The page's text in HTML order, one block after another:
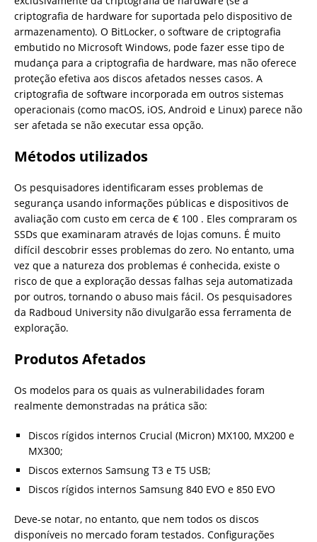
criptografia de hardware for suportada pelo dispositivo de
armazenamento). O BitLocker, o software de criptografia
embutido no Microsoft Windows, pode fazer esse tipo de
mudança para a criptografia de hardware, mas não oferece
proteção efetiva aos discos afetados nesses casos. A
criptografia de software incorporada em outros sistemas
operacionais (como macOS, iOS, Android e Linux) parece não
ser afetada se não executar essa opção.
Métodos utilizados
Os pesquisadores identificaram esses problemas de
segurança usando informações públicas e dispositivos de
avaliação com custo em cerca de € 100 . Eles compraram os
SSDs que examinaram através de lojas comuns. É muito
difícil descobrir esses problemas do zero. No entanto, uma
vez que a natureza dos problemas é conhecida, existe o
risco de que a exploração dessas falhas seja automatizada
por outros, tornando o abuso mais fácil. Os pesquisadores
da Radboud University não divulgarão essa ferramenta de
exploração.
Produtos Afetados
Os modelos para os quais as vulnerabilidades foram
realmente demonstradas na prática são:
Discos rígidos internos Crucial (Micron) MX100, MX200 e
MX300;
Discos externos Samsung T3 e T5 USB;
Discos rígidos internos Samsung 840 EVO e 850 EVO
Deve-se notar, no entanto, que nem todos os discos
disponíveis no mercado foram testados. Configurações